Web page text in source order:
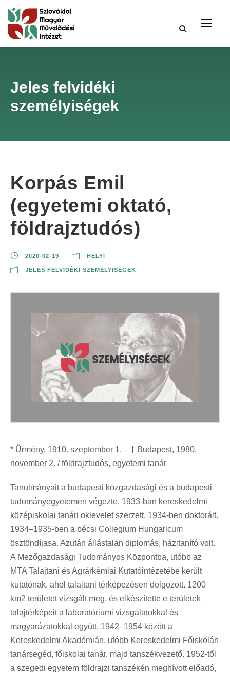
Jeles felvidéki
személyiségek
Korpás Emil
(egyetemi oktató,
földrajztudós)
2020-02-19 HELYI
JELES FELVIDÉKI SZEMÉLYISÉGEK
* Ürmény, 1910. szeptember 1. – † Budapest, 1980.
november 2. / földrajztudós, egyetemi tanár
Tanulmányait a budapesti közgazdasági és a budapesti
tudományegyetemen végezte, 1933-ban kereskedelmi
középiskolai tanári oklevelet szerzett, 1934-ben doktorált.
1934–1935-ben a bécsi Collegium Hungaricum
ösztöndíjasa. Azután állástalan diplomás, házitanító volt.
A Mezőgazdasági Tudományos Központba, utóbb az
MTA Talajtani és Agrárkémiai Kutatóintézetébe került
kutatónak, ahol talajtani térképezésen dolgozott. 1200
km2 területet vizsgált meg, és elkészítette e területek
talajtérképeit a laboratóriumi vizsgálatokkal és
magyarázatokkal együtt. 1942–1954 között a
Kereskedelmi Akadémián, utóbb Kereskedelmi Főiskolán
tanársegéd, főiskolai tanár, majd tanszékvezető. 1952-től
a szegedi egyetem földrajzi tanszékén meghívott előadó,